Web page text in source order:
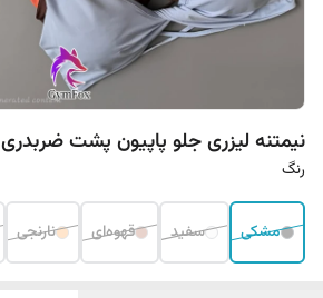
نیمتنه لیزری جلو پاپیون پشت ضربدری nm086
رنگ
مشکی سفید قهوه‌ای نارنجی